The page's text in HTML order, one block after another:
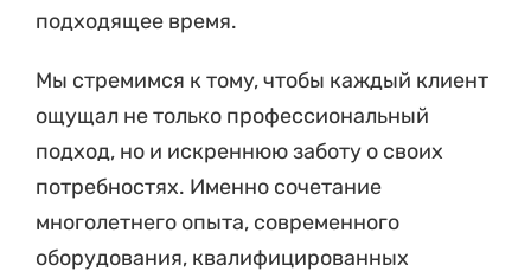
подходящее время.
Мы стремимся к тому, чтобы каждый клиент
ощущал не только профессиональный
подход, но и искреннюю заботу о своих
потребностях. Именно сочетание
многолетнего опыта, современного
оборудования, квалифицированных